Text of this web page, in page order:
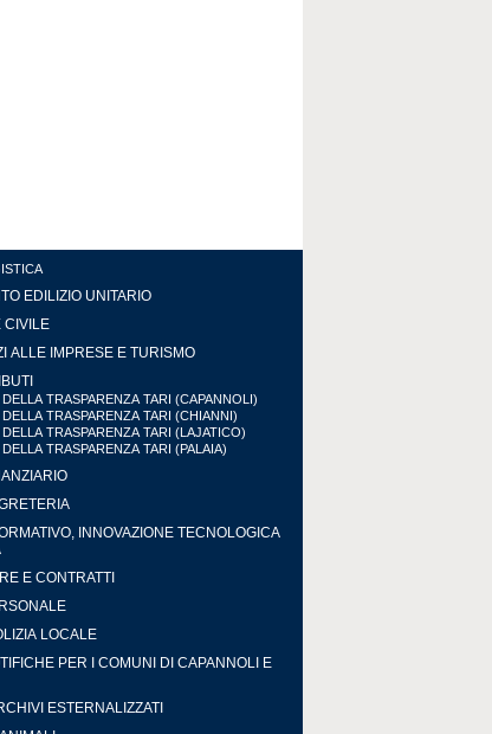
EDILIZIO UNITARIO
CIVILE
ALLE IMPRESE E TURISMO
TRASPARENZA TARI (CAPANNOLI)
TRASPARENZA TARI (CHIANNI)
TRASPARENZA TARI (LAJATICO)
TRASPARENZA TARI (PALAIA)
INNOVAZIONE TECNOLOGICA
E CONTRATTI
LOCALE
PER I COMUNI DI CAPANNOLI E
ESTERNALIZZATI